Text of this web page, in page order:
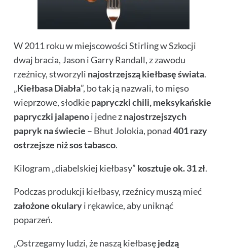
W 2011 roku w miejscowości Stirling w Szkocji
dwaj bracia, Jason i Garry Randall, z zawodu
rzeźnicy, stworzyli najostrzejszą kiełbasę świata.
„Kiełbasa Diabła”, bo tak ją nazwali, to mięso
wieprzowe, słodkiepapryczki chili, meksykańskie
papryczki jalapenoi jedne znajostrzejszych
papryk na świecie – Bhut Jolokia, ponad401 razy
ostrzejsze niż sos tabasco.
Kilogram „diabelskiej kiełbasy” kosztuje ok. 31 zł.
Podczas produkcji kiełbasy, rzeźnicy muszą mieć
założone okularyi rękawice, aby uniknąć
poparzeń.
„Ostrzegamy ludzi, że naszą kiełbasęjedzą